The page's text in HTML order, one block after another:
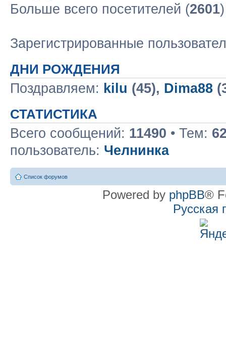
Больше всего посетителей (2601
Зарегистрированные
ДНИ РОЖДЕНИЯ
Поздравляем: kilu (45), Dima88
СТАТИСТИКА
Всего сообщений: 11490 • Тем:
пользователь: Челнинка
Список форумов
Powered by phpBB®
Русская